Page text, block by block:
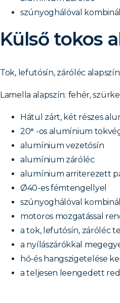
szúnyoghálóval
Külső tokos
Tok, lefutósín, záróléc
Lamella alapszín: fehér,
Hátul zárt, két részes
20° -os alumínium
alumínium vezetősín
alumínium záróléc
alumínium arriterezett
Ø40-es fémtengellyel
szúnyoghálóval
motoros mozgatással
a tok, lefutósín, záróléc
a nyílászárókkal
hő-és hangszigetelése
a teljesen leengedett